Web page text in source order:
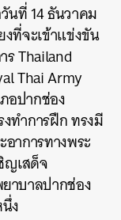
นที่ 14 ธันวาคม
งที่จะเข้าแข่งขัน
Thailand
Thai Army
อปากช่อง
ทำการฝึก ทรงมี
าการทางพระ
ญเสด็จ
าบาลปากช่อง
ง
EMAIL